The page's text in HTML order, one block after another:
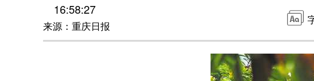
16:58:27
来源：重庆日报